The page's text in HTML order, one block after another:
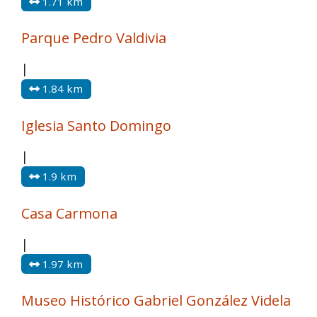
Parque Pedro Valdivia
|
1.84 km
Iglesia Santo Domingo
|
1.9 km
Casa Carmona
|
1.97 km
Museo Histórico Gabriel González Videla